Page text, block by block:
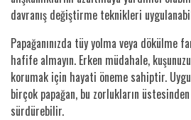
davranış değiştirme teknikleri
Papağanınızda tüy yolma veya dökülme
hafife almayın. Erken müdahale,
korumak için hayati öneme sahiptir.
birçok papağan, bu zorlukların
sürdürebilir.